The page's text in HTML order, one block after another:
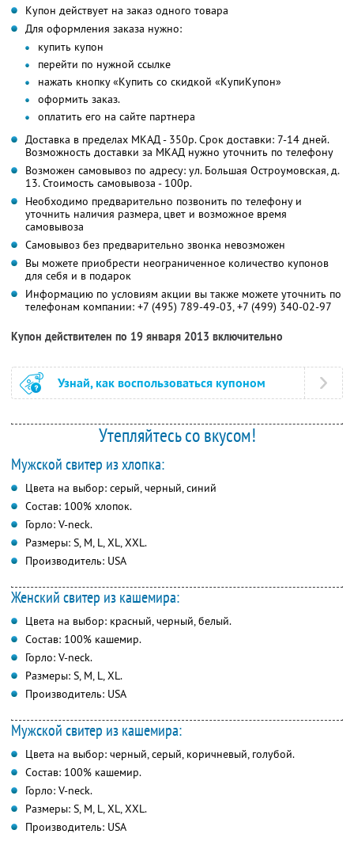
Купон действует на заказ одного товара
Для оформления заказа нужно:
купить купон
перейти по нужной ссылке
нажать кнопку «Купить со скидкой «КупиКупон»
оформить заказ.
оплатить его на сайте партнера
Доставка в пределах МКАД - 350р. Срок доставки: 7-14 дней.
Возможность доставки за МКАД нужно уточнить по телефону
Возможен самовывоз по адресу: ул. Большая Остроумовская, д.
13. Стоимость самовывоза - 100р.
Необходимо предварительно позвонить по телефону и
уточнить наличия размера, цвет и возможное время
самовывоза
Самовывоз без предварительно звонка невозможен
Вы можете приобрести неограниченное количество купонов
для себя и в подарок
Информацию по условиям акции вы также можете уточнить по
телефонам компании: +7 (495) 789-49-03, +7 (499) 340-02-97
Купон действителен по 19 января 2013 включительно
Узнай, как воспользоваться купоном
Утепляйтесь со вкусом!
Мужской свитер из хлопка:
Цвета на выбор: серый, черный, синий
Состав: 100% хлопок.
Горло: V-neck.
Размеры: S, M, L, XL, XXL.
Производитель: USA
Женский свитер из кашемира:
Цвета на выбор: красный, черный, белый.
Состав: 100% кашемир.
Горло: V-neck.
Размеры: S, M, L, XL.
Производитель: USA
Мужской свитер из кашемира:
Цвета на выбор: черный, серый, коричневый, голубой.
Состав: 100% кашемир.
Горло: V-neck.
Размеры: S, M, L, XL, XXL.
Производитель: USA